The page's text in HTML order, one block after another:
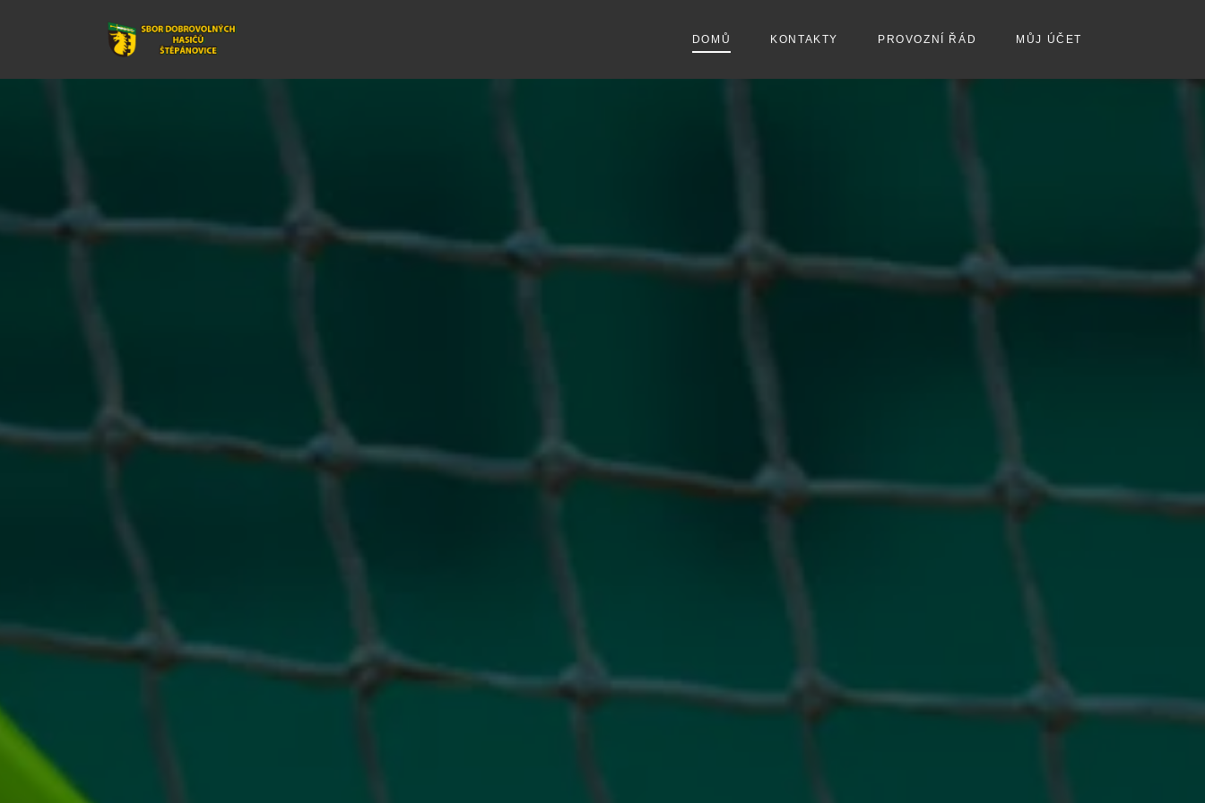
DOMŮ KONTAKTY PROVOZNÍ ŘÁD MŮJ ÚČET